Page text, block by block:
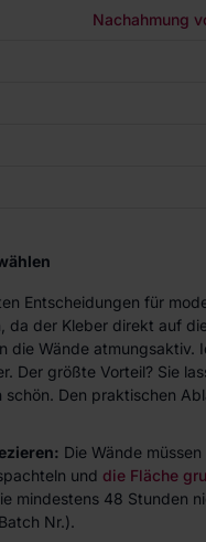
Nachahmung
Entscheidungen für
da der Kleber direkt auf
die Wände atmungsaktiv.
Der größte Vorteil? Sie
schön. Den praktischen
Die Wände
und die Fläche
mindestens 48 Stunden
Nr.).